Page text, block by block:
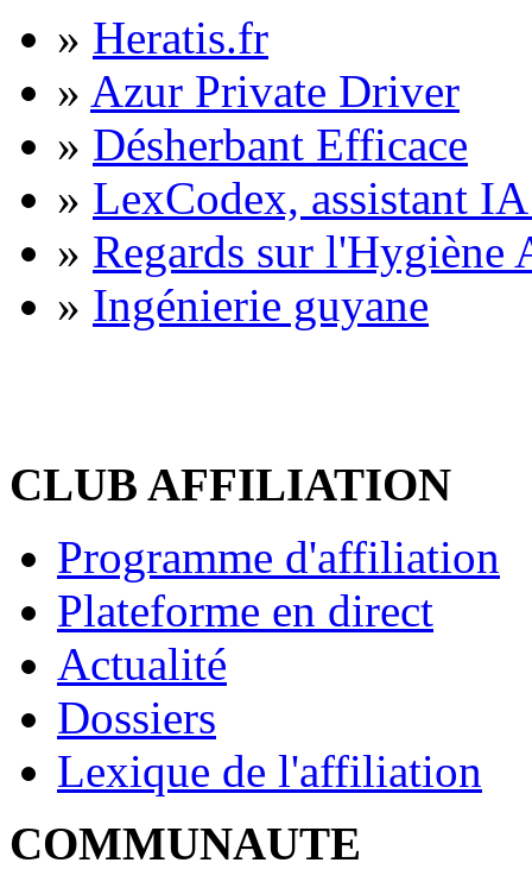
» Heratis.fr
» Azur Private Driver
» Désherbant Efficace
» LexCodex, assistant
» Regards sur l'Hygiène
» Ingénierie guyane
CLUB AFFILIATION
Programme d'affiliation
Plateforme en direct
Actualité
Dossiers
Lexique de l'affiliation
COMMUNAUTE